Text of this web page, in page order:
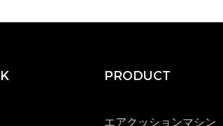
PRODUCT
エアクッションマシン